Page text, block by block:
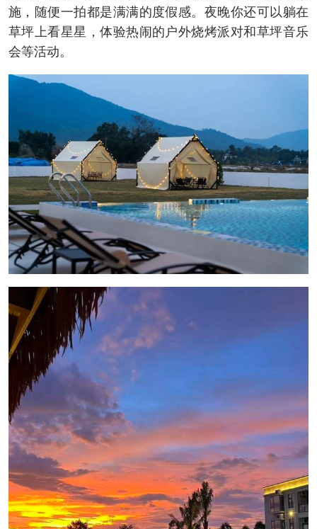
施，随便一拍都是满满的度假感。夜晚你还可以躺在
草坪上看星星，体验热闹的户外烧烤派对和草坪音乐
会等活动。